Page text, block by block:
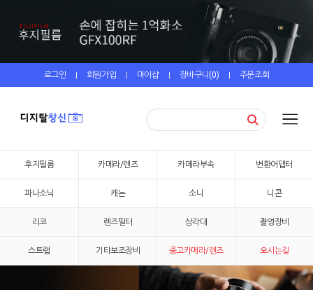
로그인 | 회원가입 | 마이샵 | 장바구니(0) | 주문조회
후지필름 카메라/렌즈 카메라부속 변환어댑터
파나소닉 캐논 소니 니콘
리코 렌즈필터 삼각대 촬영장비
스트랩 기타보조장비 중고카메라/렌즈 오시는길